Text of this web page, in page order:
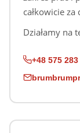
całkowicie
Działamy na
+48 575 283